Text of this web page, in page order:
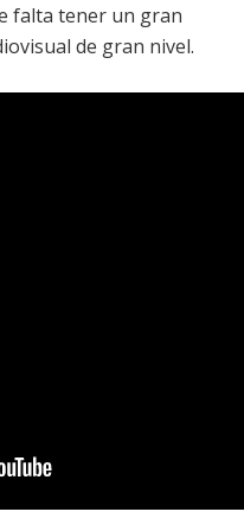
falta tener un gran
de gran nivel.